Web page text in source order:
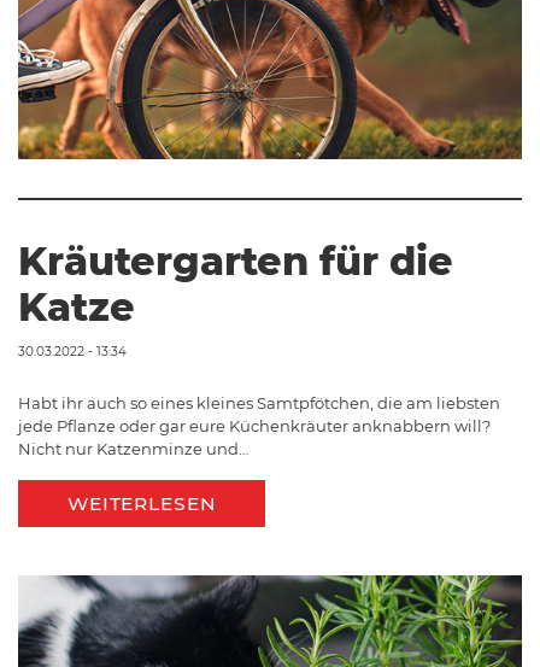
Kräutergarten für die
Katze
30.03.2022 - 13:34
Habt ihr auch so eines kleines Samtpfötchen, die am liebsten
jede Pflanze oder gar eure Küchenkräuter anknabbern will?
Nicht nur Katzenminze und…
WEITERLESEN